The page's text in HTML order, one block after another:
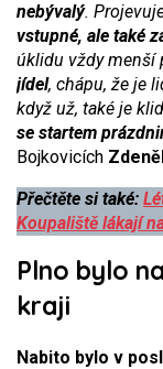
nebývalý.
vstupné, ale také
úklidu vždy menší
jídel, chápu, že je
když už, také je
se startem
Bojkovicích
Přečtěte si také:
Koupaliště lákají
Plno bylo
kraji
Nabito bylo v